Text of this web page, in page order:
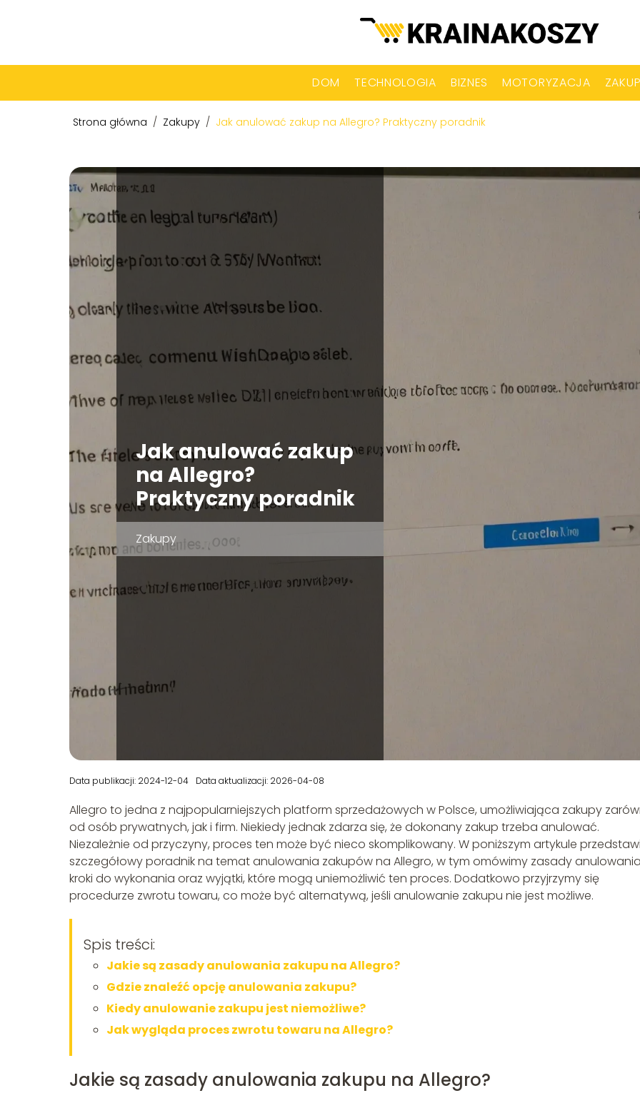
DOM TECHNOLOGIA BIZNES MOTORYZACJA
Strona główna / Zakupy / Jak anulować zakup na Allegro? Praktyczny poradnik
Jak anulować zakup
na Allegro?
Praktyczny poradnik
Zakupy
Data publikacji: 2024-12-04 Data aktualizacji: 2026-04-08
Allegro to jedna z najpopularniejszych platform sprzedażowych w Polsce, umożliwiająca zakupy
od osób prywatnych, jak i firm. Niekiedy jednak zdarza się, że dokonany zakup trzeba anulować.
Niezależnie od przyczyny, proces ten może być nieco skomplikowany. W poniższym artykule
szczegółowy poradnik na temat anulowania zakupów na Allegro, w tym omówimy zasady
kroki do wykonania oraz wyjątki, które mogą uniemożliwić ten proces. Dodatkowo przyjrzymy się
procedurze zwrotu towaru, co może być alternatywą, jeśli anulowanie zakupu nie jest możliwe.
Spis treści:
Jakie są zasady anulowania zakupu na Allegro?
Gdzie znaleźć opcję anulowania zakupu?
Kiedy anulowanie zakupu jest niemożliwe?
Jak wygląda proces zwrotu towaru na Allegro?
Jakie są zasady anulowania zakupu na Allegro?